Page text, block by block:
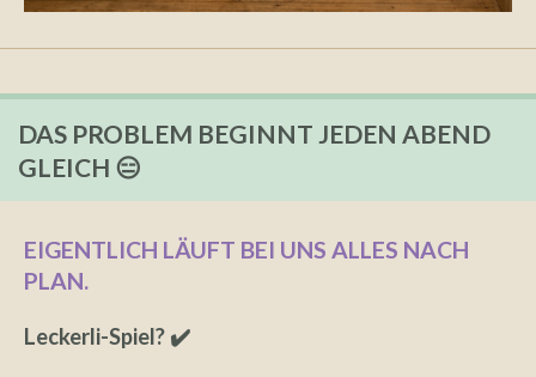
DAS PROBLEM BEGINNT JEDEN ABEND
GLEICH 😑
EIGENTLICH LÄUFT BEI UNS ALLES NACH
PLAN.
Leckerli-Spiel? ✔️